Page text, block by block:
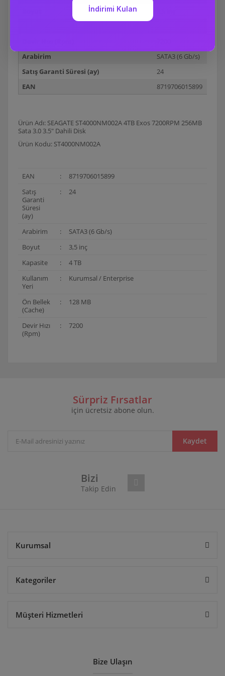
Arabirim
SATA3 (6 Gb/s)
Satış Garanti Süresi (ay)
24
EAN
8719706015899
Ürün Adı: SEAGATE ST4000NM002A 4TB Exos 7200RPM 256MB
Sata 3.0 3.5" Dahili Disk
Ürün Kodu: ST4000NM002A
EAN :
8719706015899
Satış
Garanti
Süresi
(ay)
: 24
Arabirim :
SATA3 (6 Gb/s)
Boyut
:
3,5 inç
Kapasite
:
4 TB
Kullanım
Yeri
: Kurumsal / Enterprise
Ön Bellek
(Cache)
: 128 MB
Devir Hızı
(Rpm)
: 7200
Yorum Yaz
Ürün resmi kalitesiz, bozuk veya görüntülenemiyor.
Ürün bilgilerinde hatalar bulunuyor.
Sürpriz Fırsatlar
için ücretsiz abone olun.
Kaydet
Bizi
Takip Edin
Kurumsal
Kategoriler
Müşteri Hizmetleri
Bize Ulaşın